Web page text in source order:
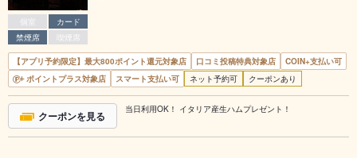
個室
カード
禁煙席
喫煙席
【アプリ予約限定】最大800ポイント還元対象店 口コミ投稿特典対象店
COIN+支払い可
ポイントプラス対象店
スマート支払い可 ネット予約可 クーポンあり
クーポンを見る 当日利用OK！ イタリア産生ハムプレゼント！